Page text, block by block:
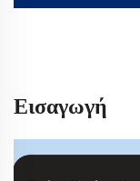
Εισαγωγή